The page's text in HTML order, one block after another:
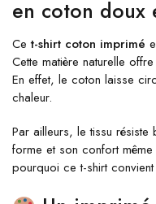
en coton doux
Cet-shirt coton imprimé
Cette matière naturelle
En effet, le coton laisse
chaleur.
Par ailleurs, le tissu
forme et son confort
pourquoi ce t-shirt